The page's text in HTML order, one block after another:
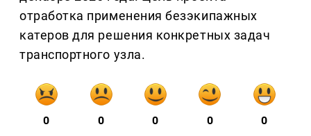
отработка применения безэкипажных
катеров для решения конкретных задач
транспортного узла.
0 0 0 0 0